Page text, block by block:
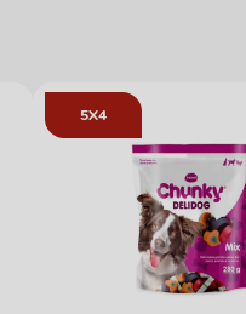
5X4